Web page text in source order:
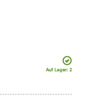
Auf Lager: 2